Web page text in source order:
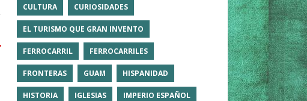
CULTURA CURIOSIDADES
EL TURISMO QUE GRAN INVENTO
FERROCARRIL FERROCARRILES
FRONTERAS GUAM HISPANIDAD
HISTORIA IGLESIAS IMPERIO ESPAÑOL